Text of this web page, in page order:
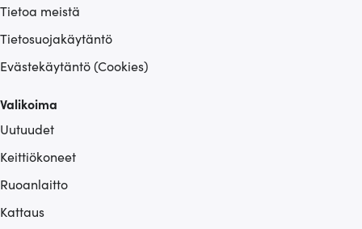
Tietoa meistä
Tietosuojakäytäntö
Evästekäytäntö (Cookies)
Valikoima
Uutuudet
Keittiökoneet
Ruoanlaitto
Kattaus